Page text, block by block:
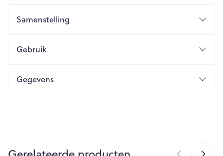
Samenstelling
Basis
Gebruik
Gegevens
Merken Louis Widmer